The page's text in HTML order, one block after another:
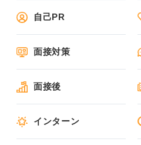
自己PR
面接対策
面接後
インターン